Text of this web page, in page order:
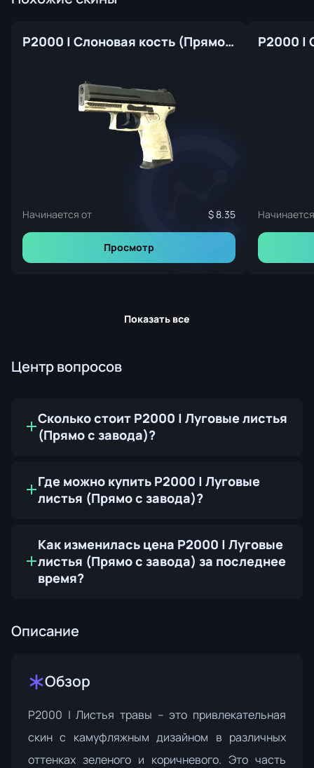
P2000 | Слоновая кость (Прямо с завода)
Начинается от 8.35
Просмотр
Показать все
Центр вопросов
Сколько стоит P2000 | Луговые листья
(Прямо с завода)?
Где можно купить P2000 | Луговые
листья (Прямо с завода)?
Как изменилась цена P2000 | Луговые
листья (Прямо с завода) за последнее
время?
Описание
Обзор
P2000 | Листья травы – это привлекательная
скин с камуфляжным дизайном в различных
оттенках зеленого и коричневого. Это часть